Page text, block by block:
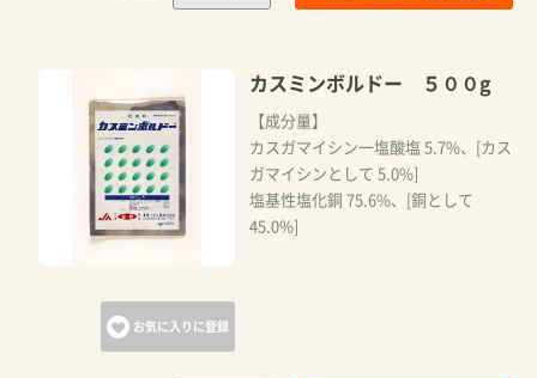
お気に入りに登録
カスミンボルドー ５００g
【成分量】
カスガマイシン一塩酸塩 5.7%、[カス
ガマイシンとして 5.0%]
塩基性塩化銅 75.6%、[銅として
45.0%]